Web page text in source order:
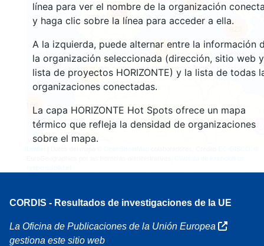
línea para ver el nombre de la organización
y haga clic sobre la línea para acceder a ella.
A la izquierda, puede alternar entre la información
la organización seleccionada (dirección, sitio web y
lista de proyectos HORIZONTE) y la lista de todas
organizaciones conectadas.
La capa HORIZONTE Hot Spots ofrece un mapa
térmico que refleja la densidad de organizaciones
sobre el mapa.
13
7
58
160
7536
CORDIS - Resultados de investigaciones de la UE
La Oficina de Publicaciones de la Unión Europea
gestiona este sitio web